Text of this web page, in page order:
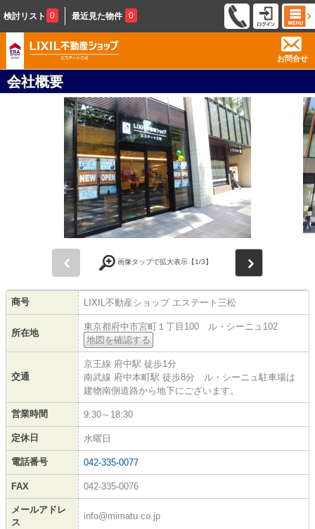
検討リスト 0 最近見た物件 0
お問合せ
会社概要
画像タップで拡大表示【1/3】
商号 LIXIL不動産ショップ エステート三松
所在地
東京都府中市宮町１丁目100 ル・シーニュ102
地図を確認する
交通
京王線 府中駅 徒歩1分
南武線 府中本町駅 徒歩8分 ル・シーニュ駐車場は
建物南側道路から地下にございます。
営業時間 9:30～18:30
定休日 水曜日
電話番号 042-335-0077
FAX 042-335-0076
メールアドレ
ス
info@mimatu.co.jp